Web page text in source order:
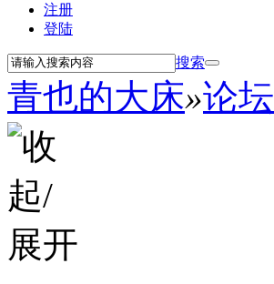
注册
登陆
搜索
青也的大床»论坛